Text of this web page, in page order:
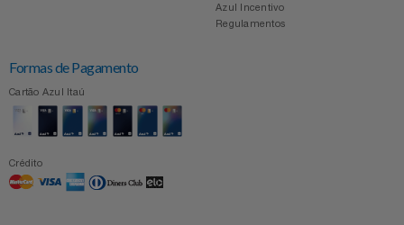
Azul Incentivo
Regulamentos
Formas de Pagamento
Cartão Azul Itaú
Crédito